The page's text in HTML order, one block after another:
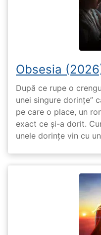
Obsesia
După ce rupe o
unei singure dorințe”
pe care o place, un
exact ce și-a dorit.
unele dorințe vin cu